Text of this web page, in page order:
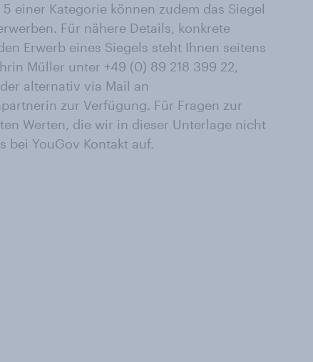
einer Kategorie können zudem das Siegel
Für nähere Details, konkrete
Erwerb eines Siegels steht Ihnen seitens
Müller unter +49 (0) 89 218 399 22,
alternativ via Mail an
zur Verfügung. Für Fragen zur
Werten, die wir in dieser Unterlage nicht
bei YouGov Kontakt auf.